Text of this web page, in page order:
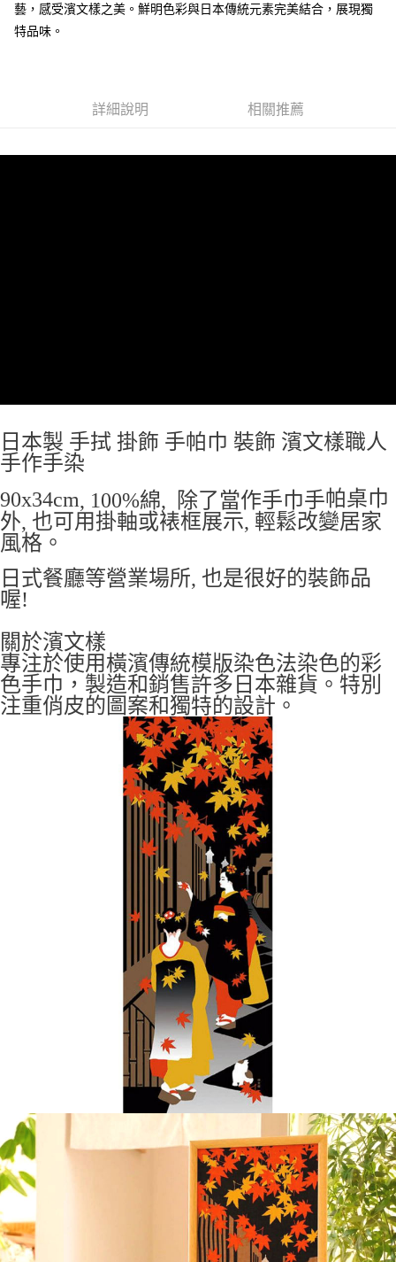
付款後全家取貨
每筆NT$65，滿NT$999(含以上)免運費
藝，感受濱文樣之美。鮮明色彩與日本傳統元素完美結合，展現獨
特品味。
詳細說明 相關推薦
日本製 手拭 掛飾 手帕巾 裝飾 濱文樣職人
手作手染
90x34cm, 100%綿, 除了當作手巾手帕桌巾
外, 也可用掛軸或裱框展示, 輕鬆改變居家
風格。
日式餐廳等營業場所, 也是很好的裝飾品
喔!
關於濱文樣
專注於使用橫濱傳統模版染色法染色的彩
色手巾， 製造和銷售許多日本雜貨。 特別
注重俏皮的圖案和獨特的設計。